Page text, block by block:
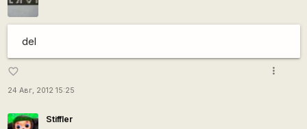
del
favorite_border
24 Авг, 2012 15:25
more_vert
Stiffler